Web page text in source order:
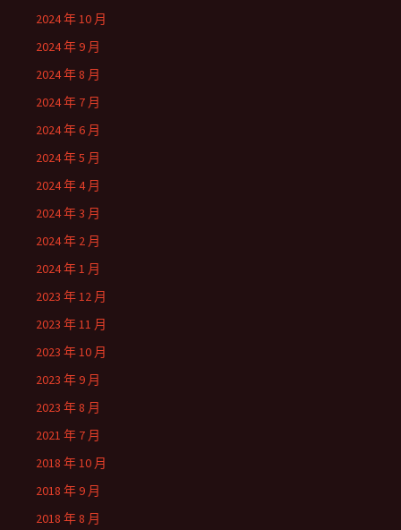
2024 年 10 月
2024 年 9 月
2024 年 8 月
2024 年 7 月
2024 年 6 月
2024 年 5 月
2024 年 4 月
2024 年 3 月
2024 年 2 月
2024 年 1 月
2023 年 12 月
2023 年 11 月
2023 年 10 月
2023 年 9 月
2023 年 8 月
2021 年 7 月
2018 年 10 月
2018 年 9 月
2018 年 8 月